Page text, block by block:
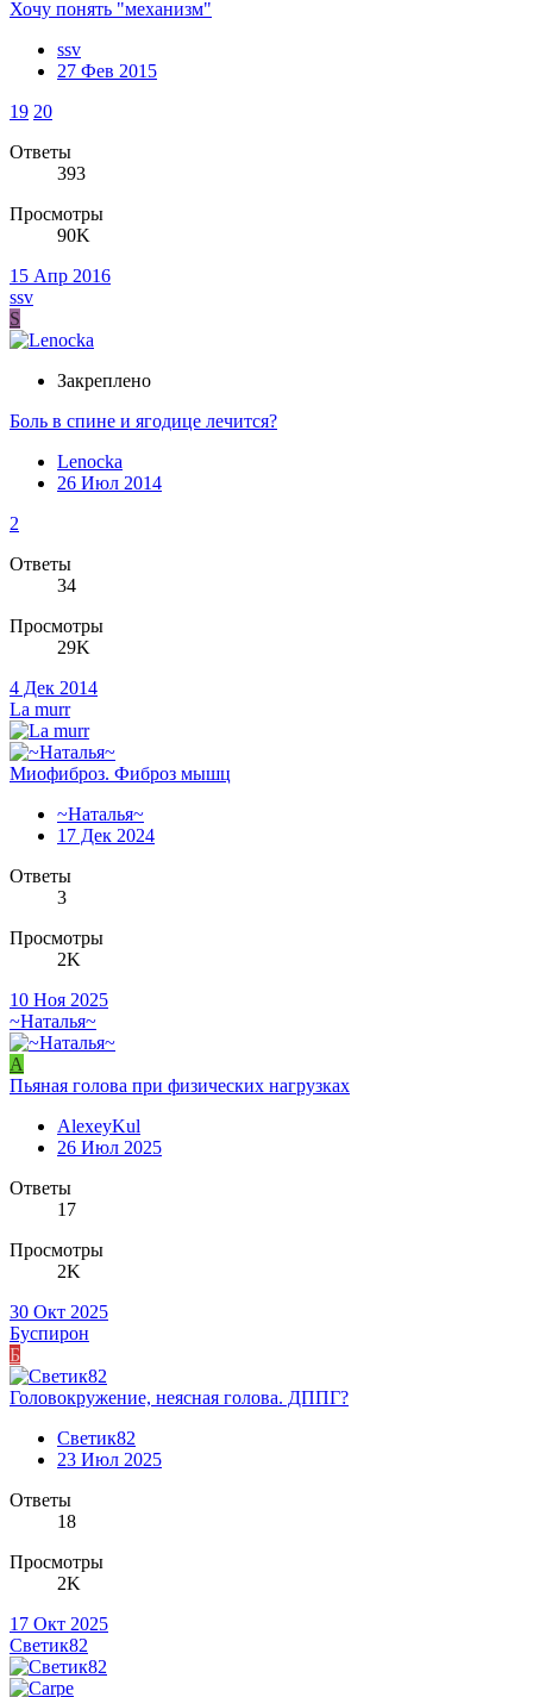
Хочу понять "механизм"
ssv
27 Фев 2015
19 20
Ответы
393
Просмотры
90K
15 Апр 2016
ssv
S
Закреплено
Боль в спине и ягодице лечится?
Lenocka
26 Июл 2014
2
Ответы
34
Просмотры
29K
4 Дек 2014
La murr
Миофиброз. Фиброз мышц
~Наталья~
17 Дек 2024
Ответы
3
Просмотры
2K
10 Ноя 2025
~Наталья~
A
Пьяная голова при физических нагрузках
AlexeyKul
26 Июл 2025
Ответы
17
Просмотры
2K
30 Окт 2025
Буспирон
Б
Головокружение, неясная голова. ДППГ?
Светик82
23 Июл 2025
Ответы
18
Просмотры
2K
17 Окт 2025
Светик82